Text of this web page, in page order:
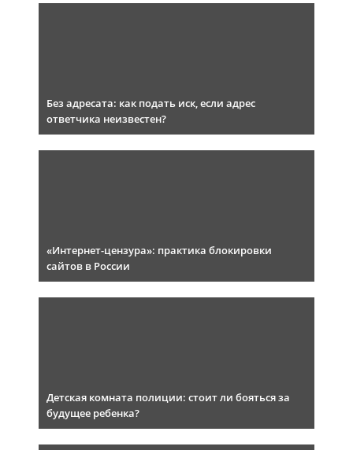
Без адресата: как подать иск, если адрес
ответчика неизвестен?
«Интернет-цензура»: практика блокировки
сайтов в России
Детская комната полиции: стоит ли бояться за
будущее ребенка?